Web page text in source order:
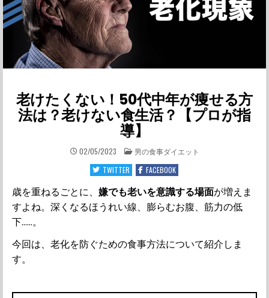
老けたくない！50代中年が痩せる方
法は？老けない食生活？【プロが指
導】
02/05/2023 POSTED
IN
男の食事ダイエット
TWITTER
FACEBOOK
歳を重ねるごとに、嫌でも老いを意識する場面が増えま
すよね。深くなるほうれい線、膨らむお腹、筋力の低
下……。
今回は、老化を防ぐための食事方法について紹介しま
す。